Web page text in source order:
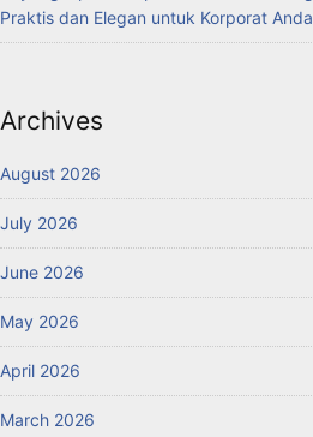
Praktis dan Elegan untuk Korporat Anda
Archives
August 2026
July 2026
June 2026
May 2026
April 2026
March 2026